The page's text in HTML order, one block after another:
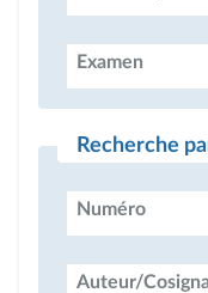
Examen
Recherche
Numéro
Auteur/